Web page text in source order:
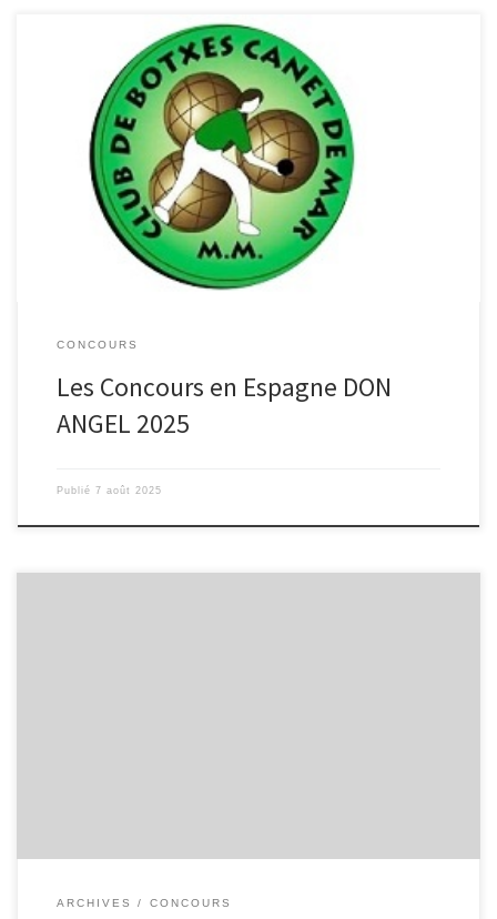
Réservation : Mr GOMEZ Pepe Téléphone +34 682 111 938 ou +34
93 767 83 40 mailto:pepegomez@hoteldonangel.fr
CONCOURS
Les Concours en Espagne DON
ANGEL 2025
Publié 7 août 2025
ARCHIVES CONCOURS